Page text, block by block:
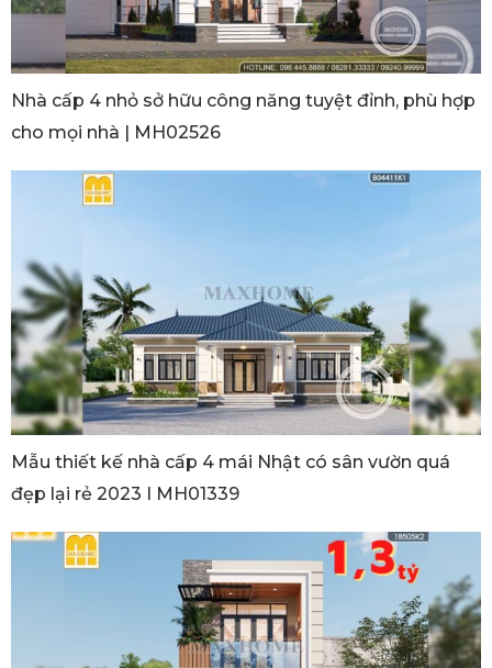
Nhà cấp 4 nhỏ sở hữu công năng tuyệt đỉnh, phù hợp
cho mọi nhà | MH02526
Mẫu thiết kế nhà cấp 4 mái Nhật có sân vườn quá
đẹp lại rẻ 2023 I MH01339